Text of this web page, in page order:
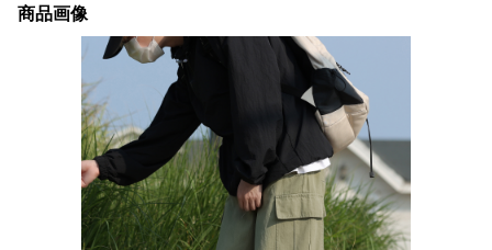
商品画像